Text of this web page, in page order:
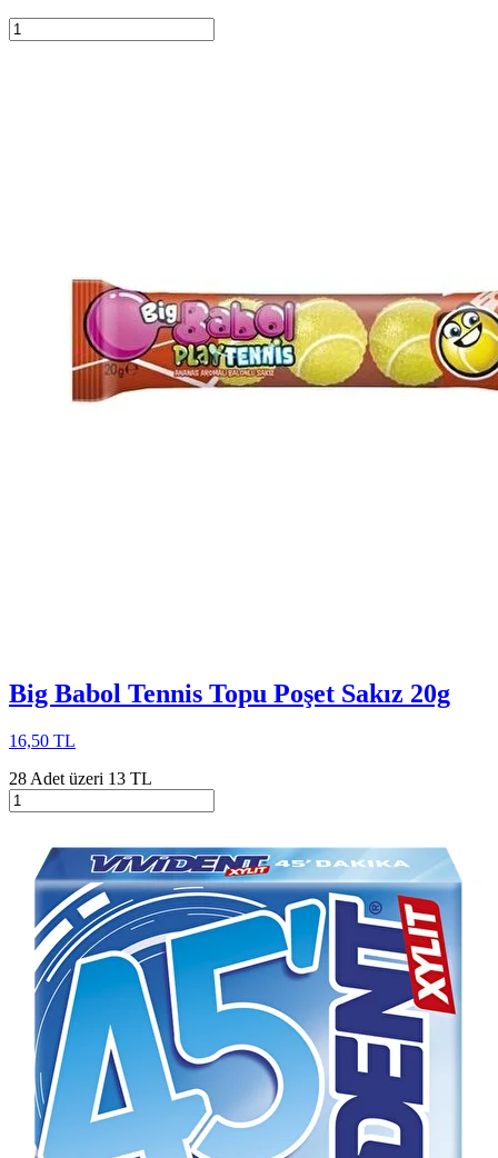
Big Babol Tennis Topu Poşet Sakız 20g
16,50 TL
28 Adet üzeri 13 TL